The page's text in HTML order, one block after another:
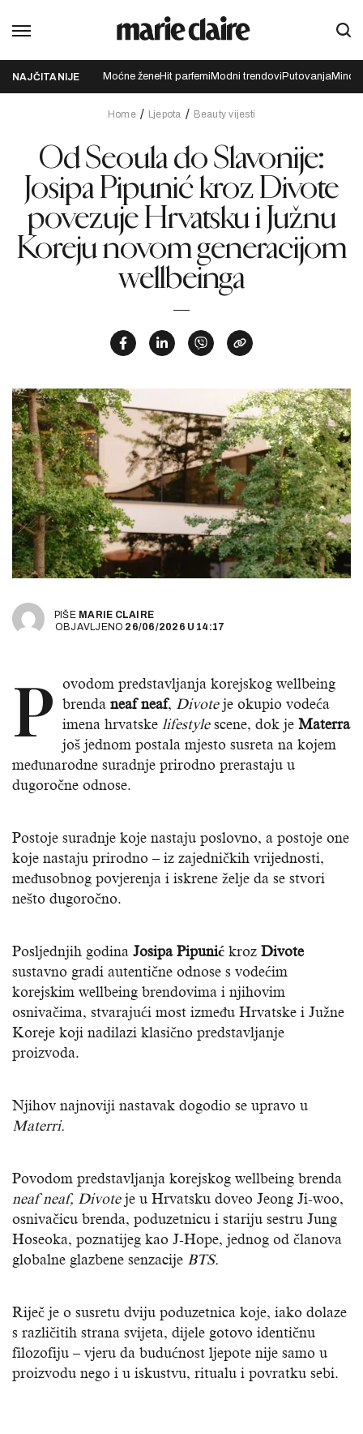
NAJČITANIJE Moćne ženeHit parfemi Modni trendovi Putovanja
Home Ljepota Beauty vijesti
Od Seoula do Slavonije:
Josipa Pipunić kroz Divote
povezuje Hrvatsku i Južnu
Koreju novom generacijom
wellbeinga
PIŠE MARIE CLAIRE
OBJAVLJENO 26/06/2026 U 14:17
P ovodom predstavljanja korejskog wellbeing
brenda neaf neaf, Divoteje okupio vodeća
imena hrvatske lifestylescene, dok je Materra
još jednom postala mjesto susreta na kojem
međunarodne suradnje prirodno prerastaju u
dugoročne odnose.
Postoje suradnje koje nastaju poslovno, a postoje one
koje nastaju prirodno – iz zajedničkih vrijednosti,
međusobnog povjerenja i iskrene želje da se stvori
nešto dugoročno.
Posljednjih godina Josipa Pipunić kroz Divote
sustavno gradi autentične odnose s vodećim
korejskim wellbeing brendovima i njihovim
osnivačima, stvarajući most između Hrvatske i Južne
Koreje koji nadilazi klasično predstavljanje
proizvoda.
Njihov najnoviji nastavak dogodio se upravo u
Materri.
Povodom predstavljanja korejskog wellbeing brenda
neaf neaf, Divoteje u Hrvatsku doveo Jeong Ji-woo,
osnivačicu brenda, poduzetnicu i stariju sestru Jung
Hoseoka, poznatijeg kao J-Hope, jednog od članova
globalne glazbene senzacije BTS.
Riječ je o susretu dviju poduzetnica koje, iako dolaze
s različitih strana svijeta, dijele gotovo identičnu
filozofiju – vjeru da budućnost ljepote nije samo u
proizvodu nego i u iskustvu, ritualu i povratku sebi.